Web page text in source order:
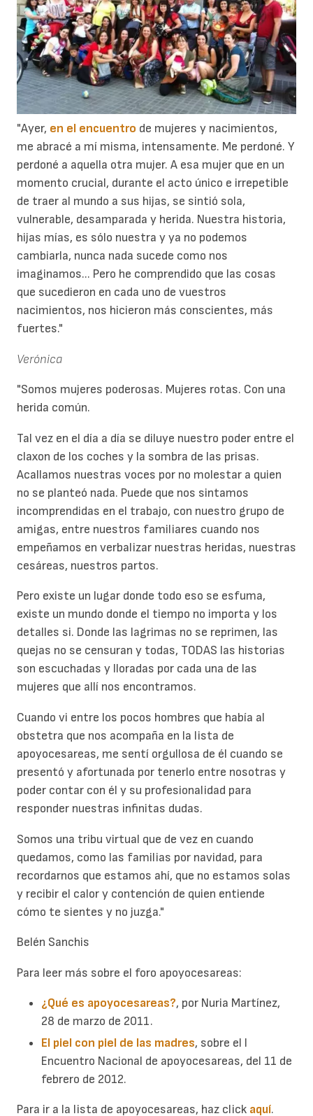
"Ayer, en el encuentro de mujeres y nacimientos,
me abracé a mí misma, intensamente. Me perdoné. Y
perdoné a aquella otra mujer. A esa mujer que en un
momento crucial, durante el acto único e irrepetible
de traer al mundo a sus hijas, se sintió sola,
vulnerable, desamparada y herida. Nuestra historia,
hijas mías, es sólo nuestra y ya no podemos
cambiarla, nunca nada sucede como nos
imaginamos... Pero he comprendido que las cosas
que sucedieron en cada uno de vuestros
nacimientos, nos hicieron más conscientes, más
fuertes."
Verónica
"Somos mujeres poderosas. Mujeres rotas. Con una
herida común.
Tal vez en el día a día se diluye nuestro poder entre el
claxon de los coches y la sombra de las prisas.
Acallamos nuestras voces por no molestar a quien
no se planteó nada. Puede que nos sintamos
incomprendidas en el trabajo, con nuestro grupo de
amigas, entre nuestros familiares cuando nos
empeñamos en verbalizar nuestras heridas, nuestras
cesáreas, nuestros partos.
Pero existe un lugar donde todo eso se esfuma,
existe un mundo donde el tiempo no importa y los
detalles si. Donde las lagrimas no se reprimen, las
quejas no se censuran y todas, TODAS las historias
son escuchadas y lloradas por cada una de las
mujeres que allí nos encontramos.
Cuando vi entre los pocos hombres que había al
obstetra que nos acompaña en la lista de
apoyocesareas, me sentí orgullosa de él cuando se
presentó y afortunada por tenerlo entre nosotras y
poder contar con él y su profesionalidad para
responder nuestras infinitas dudas.
Somos una tribu virtual que de vez en cuando
quedamos, como las familias por navidad, para
recordarnos que estamos ahí, que no estamos solas
y recibir el calor y contención de quien entiende
cómo te sientes y no juzga."
Belén Sanchis
Para leer más sobre el foro apoyocesareas:
¿Qué es apoyocesareas?, por Nuria Martínez,
28 de marzo de 2011.
El piel con piel de las madres, sobre el I
Encuentro Nacional de apoyocesareas, del 11 de
febrero de 2012.
Para ir a la lista de apoyocesareas, haz click aquí.